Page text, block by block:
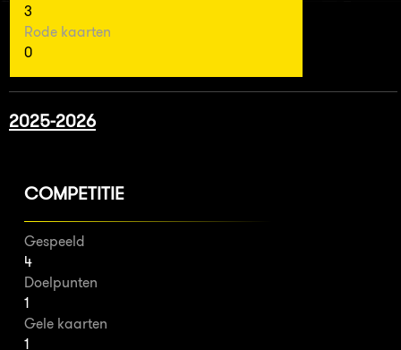
3
Rode kaarten
0
2025-2026
COMPETITIE
Gespeeld
4
Doelpunten
1
Gele kaarten
1